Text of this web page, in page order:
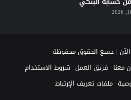
معنا فريق العمل شروط الاستخدام
ملفات تعريف الإرتباط